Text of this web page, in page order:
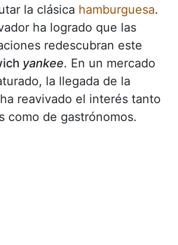
la clásica hamburguesa.
ha logrado que las
redescubran este
yankee. En un mercado
la llegada de la
reavivado el interés tanto
como de gastrónomos.